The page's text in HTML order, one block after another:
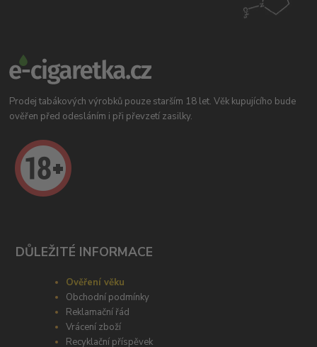
Prodej tabákových výrobků pouze starším 18 let. Věk kupujícího bude
ověřen před odesláním i při převzetí zasilky.
DŮLEŽITÉ INFORMACE
Ověření věku
Obchodní podmínky
Reklamační řád
Vrácení zboží
Recyklační příspěvek